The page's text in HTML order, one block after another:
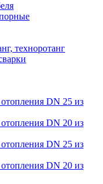
техноротанг
DN 25 из
DN 20 из
DN 25 из
DN 20 из